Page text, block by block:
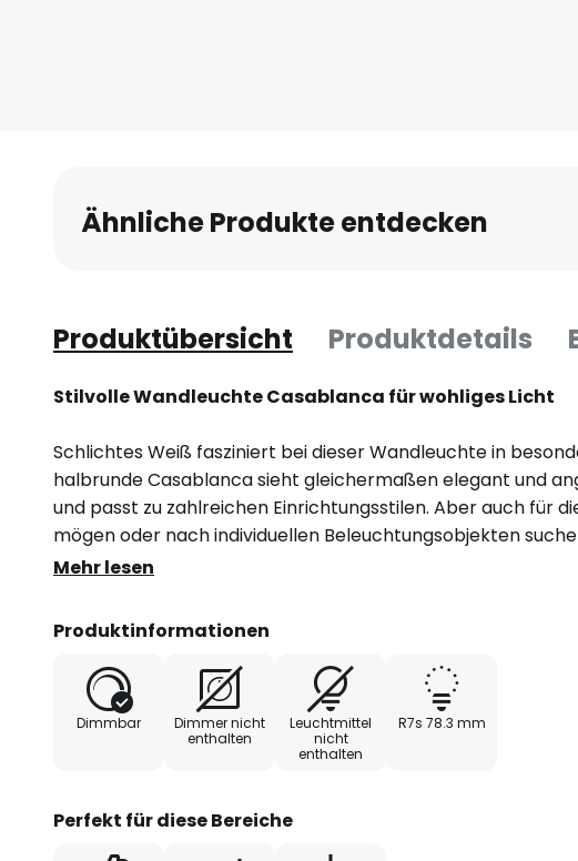
Ähnliche Produkte entdecken
Produktübersicht Produktdetails
Stilvolle Wandleuchte Casablanca für wohliges Licht
Schlichtes Weiß fasziniert bei dieser Wandleuchte in
halbrunde Casablanca sieht gleichermaßen elegant und
und passt zu zahlreichen Einrichtungsstilen. Aber auch für
mögen oder nach individuellen Beleuchtungsobjekten
genau das Richtige, denn das Ausgangsmaterial Keramik
Bauform der Leuchte sowohl nach oben als auch nach
Mehr lesen
Produktinformationen
Dimmbar
Dimmer nicht
enthalten
Leuchtmittel
nicht
enthalten
R7s 78.3 mm
Perfekt für diese Bereiche